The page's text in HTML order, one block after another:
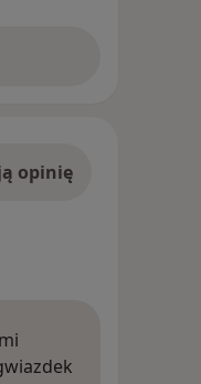
opinię